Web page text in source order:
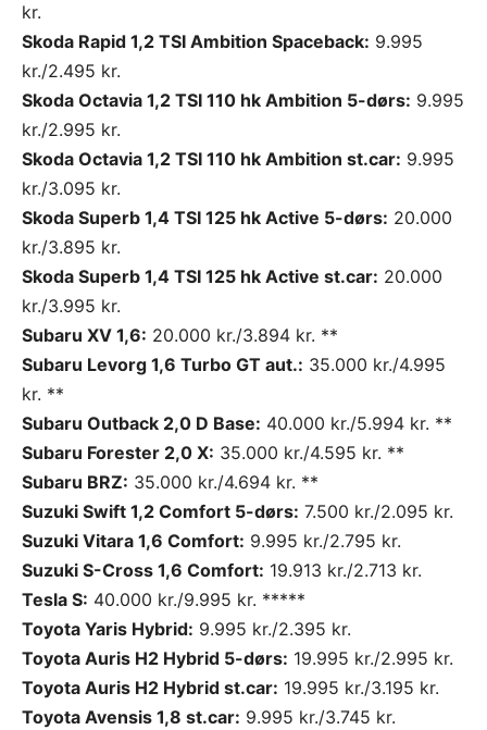
kr.
Skoda Rapid 1,2 TSI Ambition Spaceback: 9.995
kr./2.495 kr.
Skoda Octavia 1,2 TSI 110 hk Ambition 5-dørs: 9.995
kr./2.995 kr.
Skoda Octavia 1,2 TSI 110 hk Ambition st.car: 9.995
kr./3.095 kr.
Skoda Superb 1,4 TSI 125 hk Active 5-dørs: 20.000
kr./3.895 kr.
Skoda Superb 1,4 TSI 125 hk Active st.car: 20.000
kr./3.995 kr.
Subaru XV 1,6: 20.000 kr./3.894 kr. **
Subaru Levorg 1,6 Turbo GT aut.: 35.000 kr./4.995
kr. **
Subaru Outback 2,0 D Base: 40.000 kr./5.994 kr. **
Subaru Forester 2,0 X: 35.000 kr./4.595 kr. **
Subaru BRZ: 35.000 kr./4.694 kr. **
Suzuki Swift 1,2 Comfort 5-dørs: 7.500 kr./2.095 kr.
Suzuki Vitara 1,6 Comfort: 9.995 kr./2.795 kr.
Suzuki S-Cross 1,6 Comfort: 19.913 kr./2.713 kr.
Tesla S: 40.000 kr./9.995 kr. *****
Toyota Yaris Hybrid: 9.995 kr./2.395 kr.
Toyota Auris H2 Hybrid 5-dørs: 19.995 kr./2.995 kr.
Toyota Auris H2 Hybrid st.car: 19.995 kr./3.195 kr.
Toyota Avensis 1,8 st.car: 9.995 kr./3.745 kr.